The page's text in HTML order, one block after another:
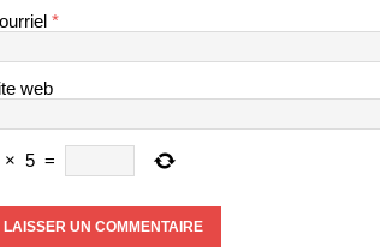
*
web
× 5 =